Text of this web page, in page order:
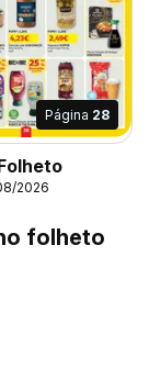
Página 28
2026
folheto